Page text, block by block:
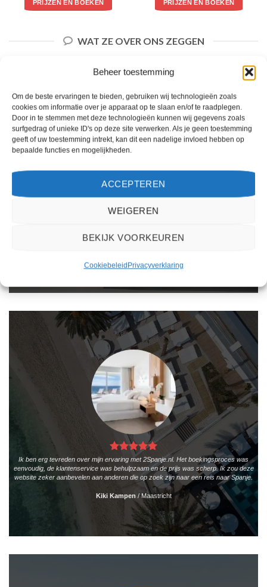
Beheer toestemming
Om de beste ervaringen te bieden, gebruiken wij technologieën zoals
cookies om informatie over je apparaat op te slaan en/of te raadplegen.
Door in te stemmen met deze technologieën kunnen wij gegevens zoals
surfgedrag of unieke ID's op deze site verwerken. Als je geen toestemming
geeft of uw toestemming intrekt, kan dit een nadelige invloed hebben op
bepaalde functies en mogelijkheden.
ACCEPTEREN
WEIGEREN
BEKIJK VOORKEUREN
CookiebeleidPrivacyverklaring
PRIJZEN EN BOEKEN PRIJZEN EN BOEKEN
WAT ZE OVER ONS ZEGGEN
Het boeken van een reis via 2Spanje.nl was eenvoudig en duidelijk. De website is
informatie, zoals de prijs, sterren en de locatie.
Ik ben erg tevreden over mijn ervaring met 2Spanje.nl. Het boekingsproces was
eenvoudig, de klantenservice was behulpzaam en de prijs was scherp. Ik zou deze
website zeker aanbevelen aan anderen die op zoek zijn naar een reis naar Spanje.
Kiki Kampen /Maastricht